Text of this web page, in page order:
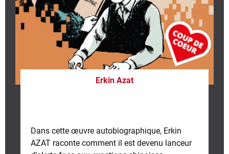
Erkin Azat
Dans cette œuvre autobiographique, Erkin
AZAT raconte comment il est devenu lanceur